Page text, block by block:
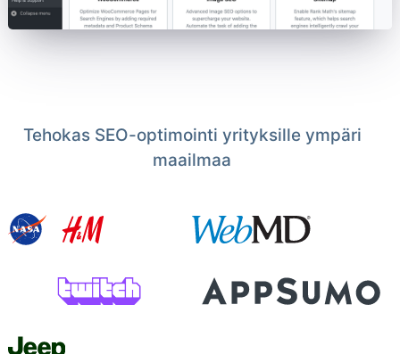
Tehokas SEO-optimointi yrityksille ympäri
maailmaa